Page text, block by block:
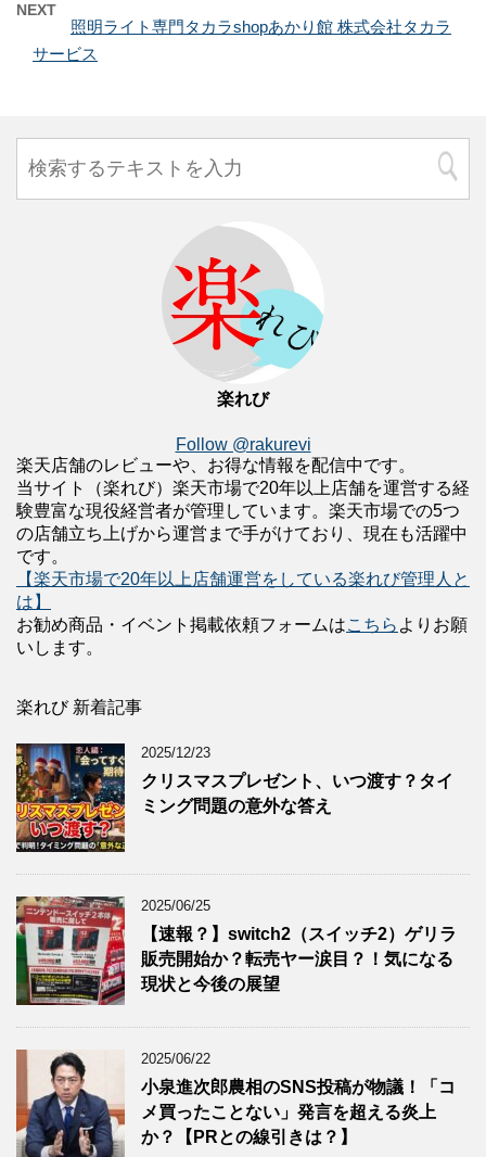
NEXT
照明ライト専門タカラshopあかり館 株式会社タカラ
サービス
楽れび
Follow @rakurevi
楽天店舗のレビューや、お得な情報を配信中です。
当サイト（楽れび）楽天市場で20年以上店舗を運営する経
験豊富な現役経営者が管理しています。楽天市場での5つ
の店舗立ち上げから運営まで手がけており、現在も活躍中
です。
【楽天市場で20年以上店舗運営をしている楽れび管理人と
は】
お勧め商品・イベント掲載依頼フォームはこちら よりお願
いします。
楽れび 新着記事
2025/12/23
クリスマスプレゼント、いつ渡す？タイ
ミング問題の意外な答え
2025/06/25
【速報？】switch2（スイッチ2）ゲリラ
販売開始か？転売ヤー涙目？！気になる
現状と今後の展望
2025/06/22
小泉進次郎農相のSNS投稿が物議！「コ
メ買ったことない」発言を超える炎上
か？【PRとの線引きは？】